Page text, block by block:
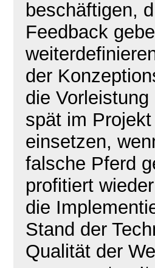
beschäftigen,
Feedback
der
die
spät im
einsetzen,
falsche Pferd
profitiert
die
Stand der
Qualität der